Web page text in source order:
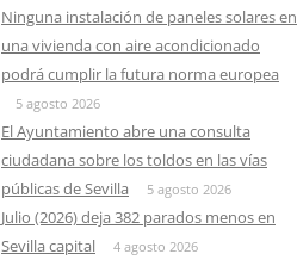
Ninguna instalación de paneles solares en
una vivienda con aire acondicionado
podrá cumplir la futura norma europea
5 agosto 2026
El Ayuntamiento abre una consulta
ciudadana sobre los toldos en las vías
públicas de Sevilla
5 agosto 2026
Julio (2026) deja 382 parados menos en
Sevilla capital
4 agosto 2026